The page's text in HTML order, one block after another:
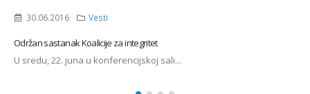
Građanima Srbije ne treba predsednik Saveta REM-a i njegov